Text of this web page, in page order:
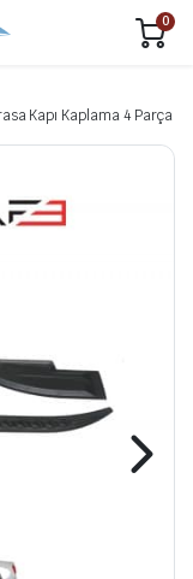
0
Kapı Kaplama 4 Parça